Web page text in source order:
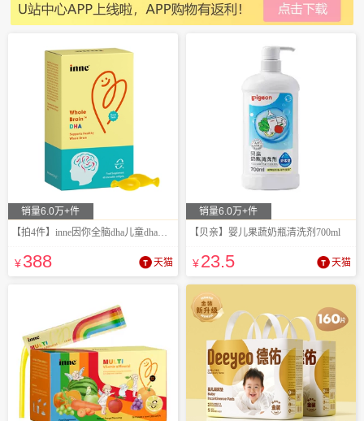
销量6.0万+件
【拍4件】inne因你全脑dha儿童dha藻油
¥388 天猫
销量6.0万+件
【贝亲】婴儿果蔬奶瓶清洗剂700ml
¥23.5 天猫